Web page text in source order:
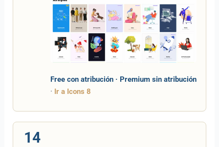
Free con atribución · Premium sin atribución
· Ir a Icons 8
14